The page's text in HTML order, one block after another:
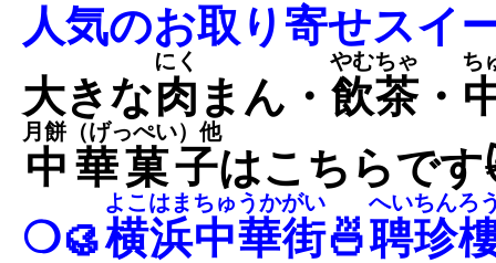
人気のお取り寄せスイ
大きな肉
にく
まん・ 飲茶
やむちゃ
・
ち
中華菓子
月餅（げっぺい）他
はこちらです
❍🥮横浜中華街
よこはまちゅうかがい
🍜聘珍
へいちんろ